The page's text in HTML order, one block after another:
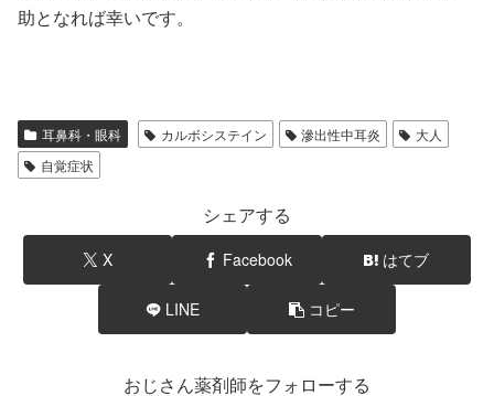
助となれば幸いです。
耳鼻科・眼科 カルボシステイン 滲出性中耳炎
大人
自覚症状
シェアする
X Facebook はてブ
LINE コピー
おじさん薬剤師をフォローする